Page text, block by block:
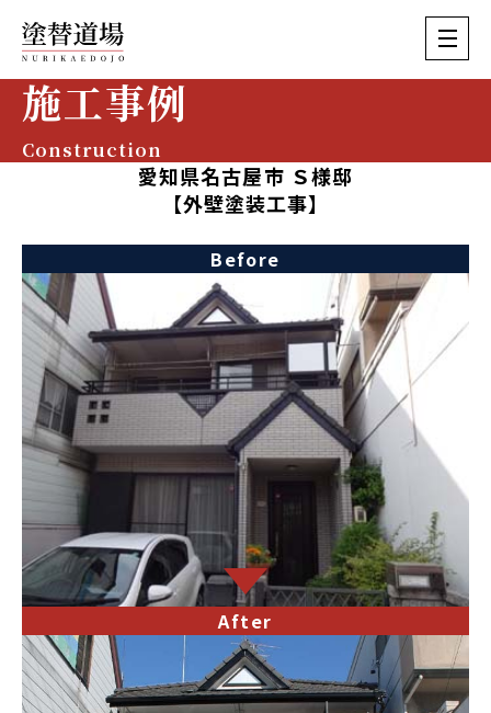
施工事例
Construction
愛知県名古屋市 Ｓ様邸
【外壁塗装工事】
Before
After